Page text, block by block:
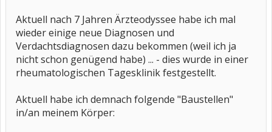
Aktuell nach 7 Jahren Ärzteodyssee habe ich mal
wieder einige neue Diagnosen und
Verdachtsdiagnosen dazu bekommen (weil ich ja
nicht schon genügend habe) ... - dies wurde in einer
rheumatologischen Tagesklinik festgestellt.
Aktuell habe ich demnach folgende "Baustellen"
in/an meinem Körper: